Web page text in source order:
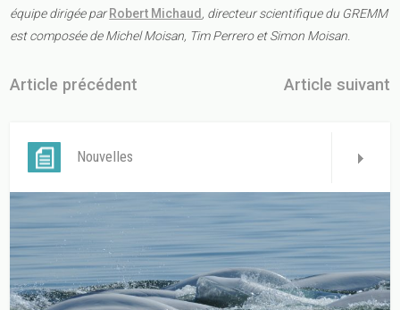
équipe dirigée parRobert Michaud , directeur scientifique du GREMM
est composée de Michel Moisan, Tim Perrero et Simon Moisan.
Article précédent Article suivant
Nouvelles